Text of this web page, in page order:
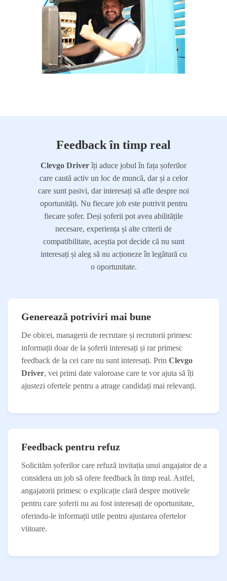
Feedback în timp real
Clevgo Driverîți aduce jobul în fața șoferilor
care caută activ un loc de muncă, dar și a celor
care sunt pasivi, dar interesați să afle despre noi
oportunități. Nu fiecare job este potrivit pentru
fiecare șofer. Deși șoferii pot avea abilitățile
necesare, experiența și alte criterii de
compatibilitate, aceștia pot decide că nu sunt
interesați și aleg să nu acționeze în legătură cu
o oportunitate.
Generează potriviri mai bune
De obicei, managerii de recrutare și recrutorii primesc
informații doar de la șoferii interesați și rar primesc
feedback de la cei care nu sunt interesați. Prin Clevgo
Driver, vei primi date valoroase care te vor ajuta să îți
ajustezi ofertele pentru a atrage candidați mai relevanți.
Feedback pentru refuz
Solicităm șoferilor care refuză invitația unui angajator de a
considera un job să ofere feedback în timp real. Astfel,
angajatorii primesc o explicație clară despre motivele
pentru care șoferii nu au fost interesați de oportunitate,
oferindu-le informații utile pentru ajustarea ofertelor
viitoare.